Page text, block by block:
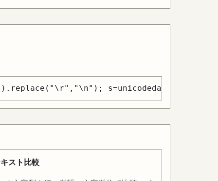
スト比較